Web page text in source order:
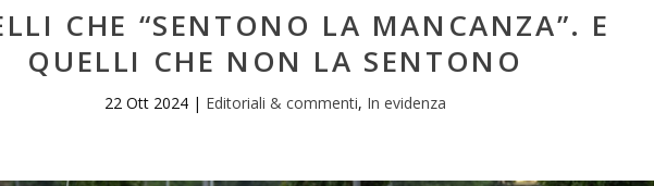
CHE “SENTONO LA MANCANZA”. E
QUELLI CHE NON LA SENTONO
22 Ott 2024| Editoriali & commenti, In evidenza